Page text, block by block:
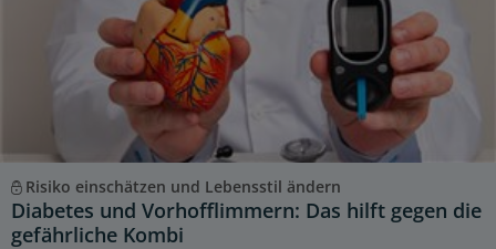
Risiko einschätzen und Lebensstil ändern
Diabetes und Vorhofflimmern: Das hilft gegen die
gefährliche Kombi